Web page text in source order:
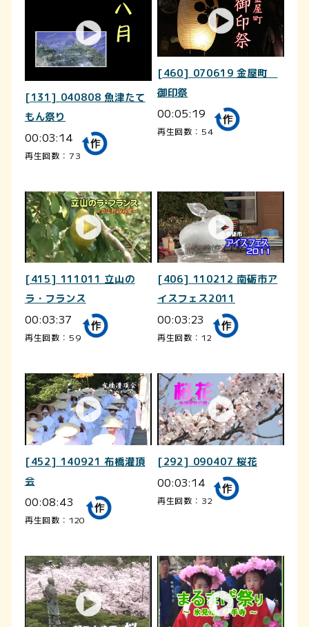
[131] 040808 魚津たて
もん祭り
00:03:14
再生回数：73
[460] 070619 金屋町
御印祭
00:05:19
再生回数：54
[415] 111011 立山の
ラ・フランス
00:03:37
再生回数：59
[406] 110212 南砺市ア
イスフェス2011
00:03:23
再生回数：12
[452] 140921 布橋灌頂
会
00:08:43
再生回数：120
[292] 090407 桜花
00:03:14
再生回数：32